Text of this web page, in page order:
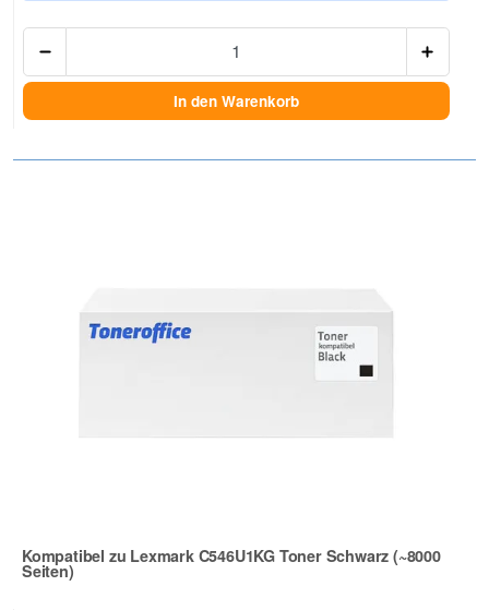
In den Warenkorb
Kompatibel zu Lexmark C546U1KG Toner Schwarz (~8000
Seiten)
Zur Artikelbewertung